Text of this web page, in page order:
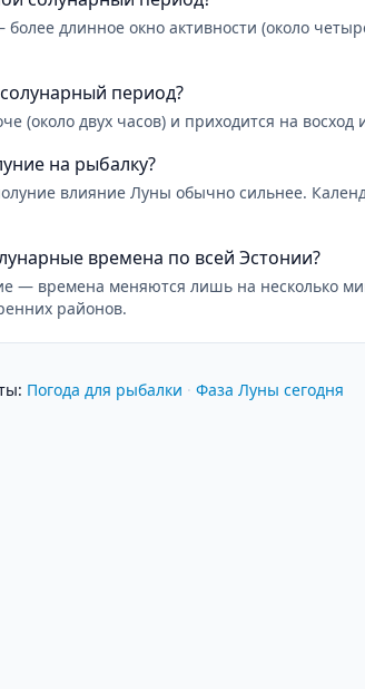
длинное окно активности (около
период?
(около двух часов) и приходится на восход
на рыбалку?
влияние Луны обычно сильнее.
времена по всей Эстонии?
— времена меняются лишь на несколько
районов.
: Погода для рыбалки · Фаза Луны сегодня